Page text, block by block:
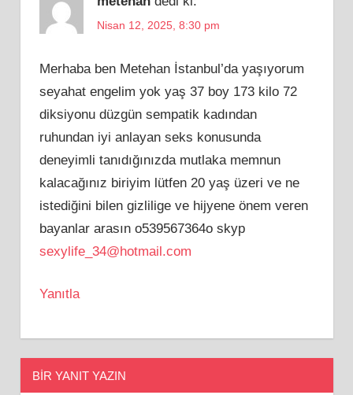
Nisan 12, 2025, 8:30 pm
Merhaba ben Metehan İstanbul’da yaşıyorum
seyahat engelim yok yaş 37 boy 173 kilo 72
diksiyonu düzgün sempatik kadından
ruhundan iyi anlayan seks konusunda
deneyimli tanıdığınızda mutlaka memnun
kalacağınız biriyim lütfen 20 yaş üzeri ve ne
istediğini bilen gizlilige ve hijyene önem veren
bayanlar arasın o539567364o skyp
sexylife_34@hotmail.com
Yanıtla
BIR YANIT YAZIN